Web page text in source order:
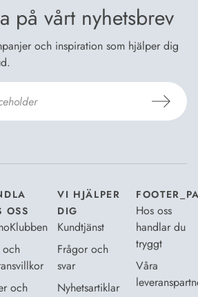
på vårt nyhetsbrev
och inspiration som hjälper dig
OSS
och
och
VI HJÄLPER
DIG
Kundtjänst
Frågor och
svar
Nyhetsartiklar
Hos oss
handlar du
tryggt
Våra